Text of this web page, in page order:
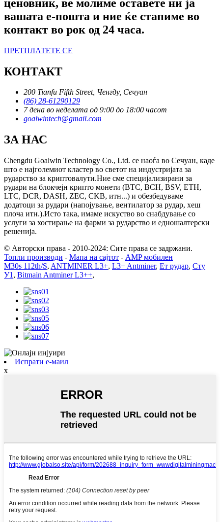
ценовник, ве молиме оставете ни ја
вашата е-пошта и ние ќе стапиме во
контакт во рок од 24 часа.
ПРЕТПЛАТЕТЕ СЕ
КОНТАКТ
200 Tianfu Fifth Street, Ченгду, Сечуан
(86) 28-61290129
7 дена во неделата од 9:00 до 18:00 часот
goalwintech@gmail.com
ЗА НАС
Chengdu Goalwin Technology Co., Ltd. се наоѓа во Сечуан, каде
што е најголемиот кластер во светот на индустријата за
рударство за криптовалути.Ние сме специјализирани за
рудари на блокчејн крипто монети (BTC, BCH, BSV, ETH,
LTC, DCR, DASH, ZEC, CKB, итн...) и обезбедуваме
додатоци за рудари (напојување, вентилатор за рудар, хеш
плоча итн.).Исто така, имаме искуство во снабдување со
услуги за хостирање на фарми за рударство и едношалтерски
решенија.
© Авторски права - 2010-2024: Сите права се задржани.
Топли производи - Мапа на сајтот - AMP мобилен
M30s 112th/S, ANTMINER L3+, L3+ Antminer, Ет рудар, Сту
У1 , Bitmain Antminer L3++,
Испрати е-маил
x